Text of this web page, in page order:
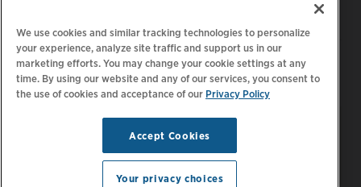
Política de privacidad | Tus opciones de privacidad
Aviso legal | Estado de cuenta de accesibilidad |
Código de
conducta para proveedores
| Información sobre EPR
Mantente al día.
Administrar preferencias
de correo electrónico
© 2026 ChargePoint,
reservados.
We use cookies and similar tracking technologies to personalize
your experience, analyze site traffic and support us in our
marketing efforts. You may change your cookie settings at any
time. By using our website and any of our services, you consent to
the use of cookies and acceptance of our Privacy Policy
Accept Cookies
Your privacy choices